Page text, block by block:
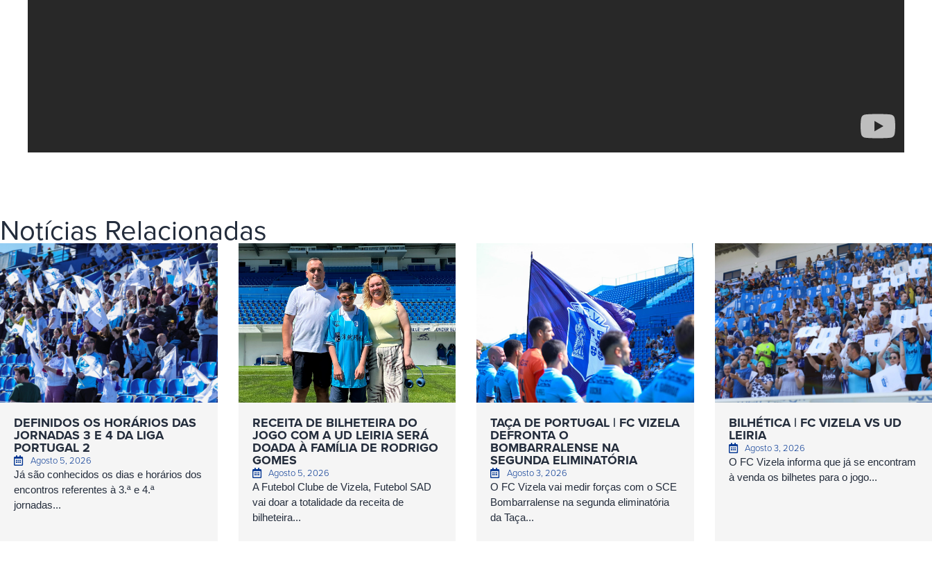
Notícias Relacionadas
DEFINIDOS OS HORÁRIOS DAS
JORNADAS 3 E 4 DA LIGA
PORTUGAL 2
Agosto 5, 2026
Já são conhecidos os dias e horários dos
encontros referentes à 3.ª e 4.ª
jornadas...
RECEITA DE BILHETEIRA DO
JOGO COM A UD LEIRIA SERÁ
DOADA À FAMÍLIA DE RODRIGO
GOMES
Agosto 5, 2026
A Futebol Clube de Vizela, Futebol SAD
vai doar a totalidade da receita de
bilheteira...
TAÇA DE PORTUGAL | FC VIZELA
DEFRONTA O
BOMBARRALENSE NA
SEGUNDA ELIMINATÓRIA
Agosto 3, 2026
O FC Vizela vai medir forças com o SCE
Bombarralense na segunda eliminatória
da Taça...
BILHÉTICA | FC VIZELA VS UD
LEIRIA
Agosto 3, 2026
O FC Vizela informa que já se encontram
à venda os bilhetes para o jogo...